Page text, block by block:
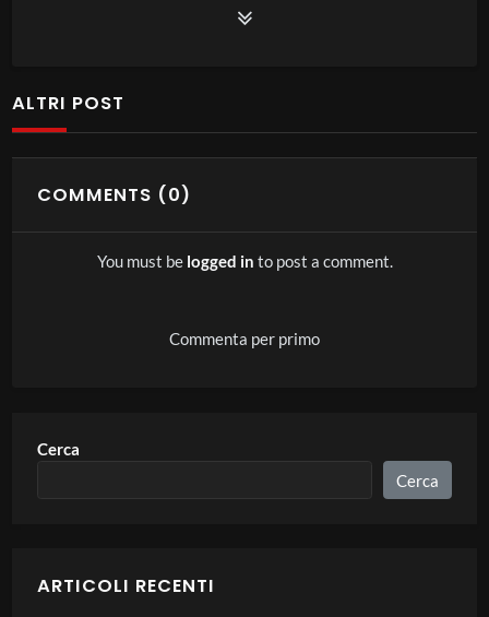
esperti di levatura internazionale che tengono delle
ciò che siamo diventati grazie a chi ci ha preceduti. È un
che il futuro si costruisca in dialogo con il passato. In
In Scienza e mondo moderno (1926), il filosofo americano
intellettualistico”. Come dirà anche Husserl, la causa della
potenza “tecnica” del metodo scientifico galileiano è anche
ALTRI POST
COMMENTS (0)
You must be logged in to post a comment.
Commenta per primo
Cerca
Cerca
ARTICOLI RECENTI